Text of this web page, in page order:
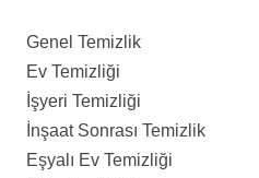
Genel Temizlik
Ev Temizliği
İşyeri Temizliği
İnşaat Sonrası Temizlik
Eşyalı Ev Temizliği